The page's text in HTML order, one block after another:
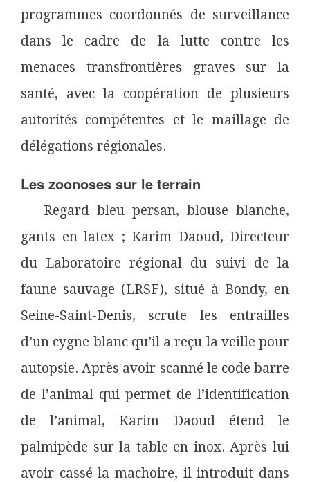
programmes coordonnés de surveillance
dans le cadre de la lutte contre les
menaces transfrontières graves sur la
santé, avec la coopération de plusieurs
autorités compétentes et le maillage de
délégations régionales.
Les zoonoses sur le terrain
Regard bleu persan, blouse blanche,
gants en latex ; Karim Daoud, Directeur
du Laboratoire régional du suivi de la
faune sauvage (LRSF), situé à Bondy, en
Seine-Saint-Denis, scrute les entrailles
d’un cygne blanc qu’il a reçu la veille pour
autopsie. Après avoir scanné le code barre
de l’animal qui permet de l’identification
de l’animal, Karim Daoud étend le
palmipède sur la table en inox. Après lui
avoir cassé la machoire, il introduit dans